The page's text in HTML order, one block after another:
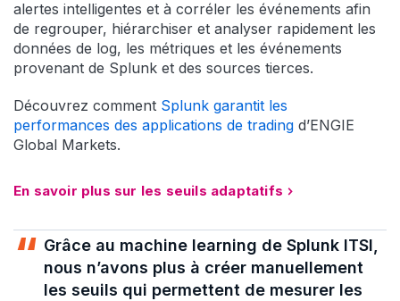
alertes intelligentes et à corréler les événements afin
de regrouper, hiérarchiser et analyser rapidement les
données de log, les métriques et les événements
provenant de Splunk et des sources tierces.
Découvrez comment Splunk garantit les
performances des applications de trading d’ENGIE
Global Markets.
En savoir plus sur les seuils adaptatifs
Grâce au machine learning de Splunk ITSI,
nous n’avons plus à créer manuellement
les seuils qui permettent de mesurer les